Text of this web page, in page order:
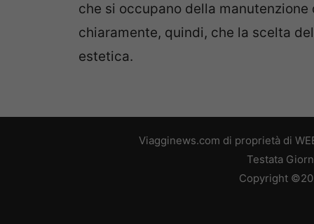
che si occupano della
chiaramente, quindi, che la scelta
estetica.
Viagginews.com di proprietà di
Testata
Copyright